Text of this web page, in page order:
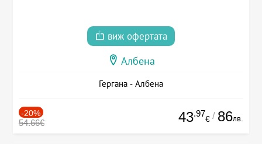
виж офертата
Албена
Гергана - Албена
-20%
54.66€ 43.97
€ / 86лв.